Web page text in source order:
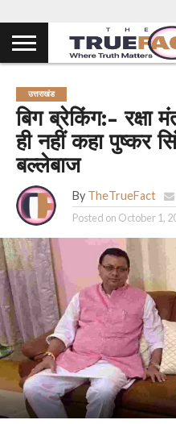
उत्तराखंड
बिग ब्रेकिंग:- रक्षा
ही नहीं कहा पुष्कर
बल्लेबाज
By TheTrueFact
Posted on October 1,